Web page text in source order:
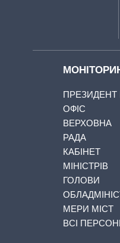
ПРЕЗИДЕНТ
ОФІС
ВЕРХОВНА
РАДА
КАБІНЕТ
МІНІСТРІВ
ГОЛОВИ
МЕРИ МІСТ
ВСІ